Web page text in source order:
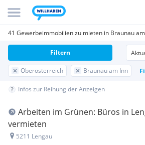
41 Gewerbeimmobilien zu mieten in Braunau
Oberösterreich Braunau am Inn
Filtern
Infos zur Reihung der Anzeigen
Arbeiten im Grünen: Büros in
vermieten
5211 Lengau